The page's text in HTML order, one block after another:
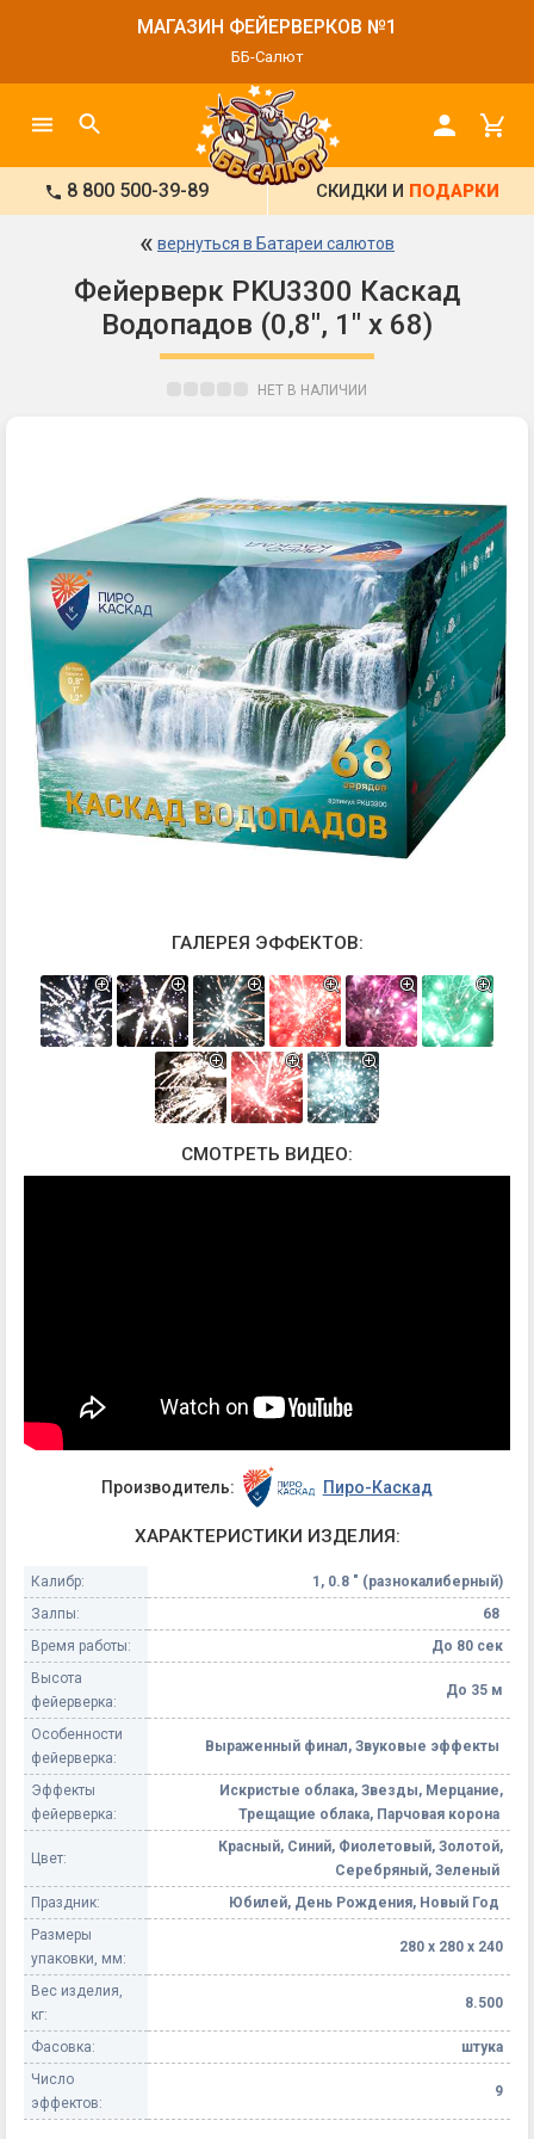
МАГАЗИН ФЕЙЕРВЕРКОВ №1
ББ-Салют
8 800 500-39-89 СКИДКИ И ПОДАРКИ
« вернуться в Батареи салютов
Фейерверк PKU3300 Каскад
Водопадов (0,8", 1" х 68)
НЕТ В НАЛИЧИИ
ГАЛЕРЕЯ ЭФФЕКТОВ:
СМОТРЕТЬ ВИДЕО:
Производитель: Пиро-Каскад
ХАРАКТЕРИСТИКИ ИЗДЕЛИЯ:
Калибр:
1, 0.8 " (разнокалиберный)
Залпы:
68
Время работы:
До 80 сек
Высота
фейерверка:
До 35 м
Особенности
фейерверка:
Выраженный финал, Звуковые эффекты
Эффекты
фейерверка:
Искристые облака, Звезды, Мерцание,
Трещащие облака, Парчовая корона
Цвет:
Красный, Синий, Фиолетовый, Золотой,
Серебряный, Зеленый
Праздник:
Юбилей, День Рождения, Новый Год
Размеры
упаковки, мм:
280 х 280 х 240
Вес изделия,
кг:
8.500
Фасовка:
штука
Число
эффектов:
9